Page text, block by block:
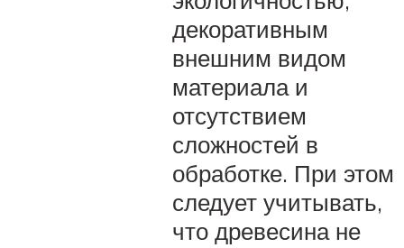
декоративным
внешним видом
материала и
отсутствием
сложностей в
обработке. При этом
следует учитывать,
что древесина не